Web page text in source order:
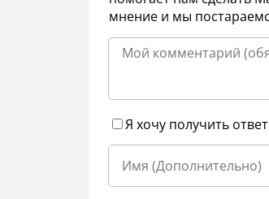
мнение и мы
Я хочу получить